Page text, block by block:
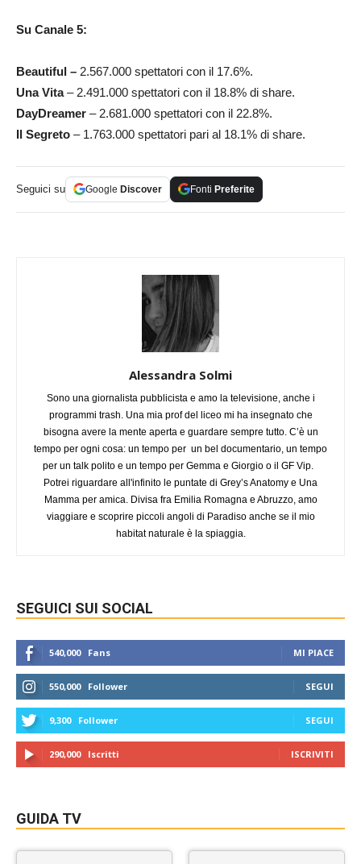
Su Canale 5:
Beautiful – 2.567.000 spettatori con il 17.6%.
Una Vita– 2.491.000 spettatori con il 18.8% di share.
DayDreamer – 2.681.000 spettatori con il 22.8%.
Il Segreto – 1.763.000 spettatori pari al 18.1% di share.
Seguici su Google Discover Fonti Preferite
Alessandra Solmi
Sono una giornalista pubblicista e amo la televisione, anche i
programmi trash. Una mia prof del liceo mi ha insegnato che
bisogna avere la mente aperta e guardare sempre tutto. C’è un
tempo per ogni cosa: un tempo per un bel documentario, un tempo
per un talk polito e un tempo per Gemma e Giorgio o il GF Vip.
Potrei riguardare all'infinito le puntate di Grey’s Anatomy e Una
Mamma per amica. Divisa fra Emilia Romagna e Abruzzo, amo
viaggiare e scoprire piccoli angoli di Paradiso anche se il mio
habitat naturale è la spiaggia.
SEGUICI SUI SOCIAL
540,000 Fans MI PIACE
550,000 Follower SEGUI
9,300 Follower SEGUI
290,000 Iscritti ISCRIVITI
GUIDA TV